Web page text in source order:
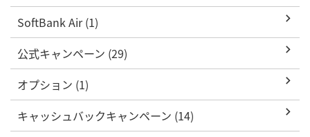
SoftBank Air (1)
公式キャンペーン (29)
オプション (1)
キャッシュバックキャンペーン (14)